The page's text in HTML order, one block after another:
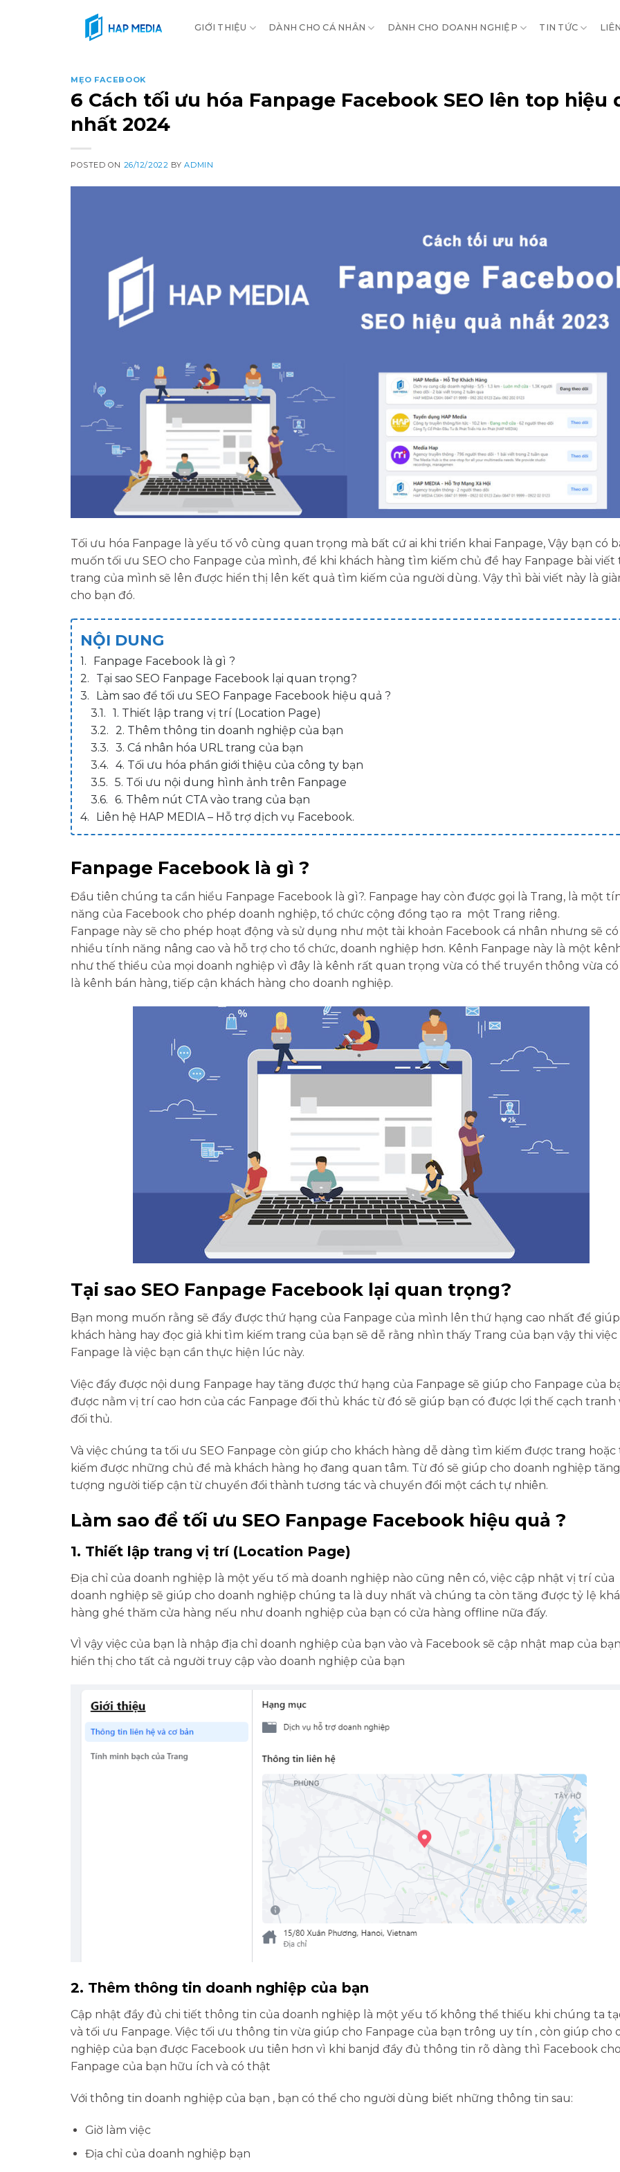
GIỚI THIỆU DÀNH CHO CÁ NHÂN DÀNH CHO DOANH NGHIỆP TIN TỨC
MẸO FACEBOOK
6 Cách tối ưu hóa Fanpage Facebook SEO lên top hiệu
nhất 2024
POSTED ON 26/12/2022 BYADMIN
Tối ưu hóa Fanpage là yếu tố vô cùng quan trọng mà bất cứ ai khi triển khai Fanpage, Vậy bạn có
muốn tối ưu SEO cho Fanpage của mình, để khi khách hàng tìm kiếm chủ đề hay Fanpage bài viết
trang của mình sẽ lên được hiển thị lên kết quả tìm kiếm của người dùng. Vậy thì bài viết này là
cho bạn đó.
NỘI DUNG
Fanpage Facebook là gì ?
Tại sao SEO Fanpage Facebook lại quan trọng?
Làm sao để tối ưu SEO Fanpage Facebook hiệu quả ?
1. Thiết lập trang vị trí (Location Page)
2. Thêm thông tin doanh nghiệp của bạn
3. Cá nhân hóa URL trang của bạn
4. Tối ưu hóa phần giới thiệu của công ty bạn
5. Tối ưu nội dung hình ảnh trên Fanpage
6. Thêm nút CTA vào trang của bạn
Liên hệ HAP MEDIA – Hỗ trợ dịch vụ Facebook.
Fanpage Facebook là gì ?
Đầu tiên chúng ta cần hiểu Fanpage Facebook là gì?. Fanpage hay còn được gọi là Trang, là một
năng của Facebook cho phép doanh nghiệp, tổ chức cộng đồng tạo ra một Trang riêng.
Fanpage này sẽ cho phép hoạt động và sử dụng như một tài khoản Facebook cá nhân nhưng sẽ có
nhiều tính năng nâng cao và hỗ trợ cho tổ chức, doanh nghiệp hơn. Kênh Fanpage này là một
như thế thiểu của mọi doanh nghiệp vì đây là kênh rất quan trọng vừa có thể truyền thông vừa
là kênh bán hàng, tiếp cận khách hàng cho doanh nghiệp.
Tại sao SEO Fanpage Facebook lại quan trọng?
Bạn mong muốn rằng sẽ đẩy được thứ hạng của Fanpage của mình lên thứ hạng cao nhất để
khách hàng hay đọc giả khi tìm kiếm trang của bạn sẽ dễ rằng nhìn thấy Trang của bạn vậy thi việc
Fanpage là việc bạn cần thực hiện lúc này.
Việc đẩy được nội dung Fanpage hay tăng được thứ hạng của Fanpage sẽ giúp cho Fanpage của
được nằm vị trí cao hơn của các Fanpage đối thủ khác từ đó sẽ giúp bạn có được lợi thế cạch tranh
đối thủ.
Và việc chúng ta tối ưu SEO Fanpage còn giúp cho khách hàng dễ dàng tìm kiếm được trang hoặc
kiếm được những chủ đề mà khách hàng họ đang quan tâm. Từ đó sẽ giúp cho doanh nghiệp
tượng người tiếp cận từ chuyển đổi thành tương tác và chuyển đổi một cách tự nhiên.
Làm sao để tối ưu SEO Fanpage Facebook hiệu quả ?
1. Thiết lập trang vị trí (Location Page)
Địa chỉ của doanh nghiệp là một yếu tố mà doanh nghiệp nào cũng nên có, việc cập nhật vị trí của
doanh nghiệp sẽ giúp cho doanh nghiệp chúng ta là duy nhất và chúng ta còn tăng được tỷ lệ
hàng ghé thăm cửa hàng nếu như doanh nghiệp của bạn có cửa hàng offline nữa đấy.
VÌ vậy việc của bạn là nhập địa chỉ doanh nghiệp của bạn vào và Facebook sẽ cập nhật map của
hiển thị cho tất cả người truy cập vào doanh nghiệp của bạn
2. Thêm thông tin doanh nghiệp của bạn
Cập nhật đầy đủ chi tiết thông tin của doanh nghiệp là một yếu tố không thể thiếu khi chúng ta
và tối ưu Fanpage. Việc tối ưu thông tin vừa giúp cho Fanpage của bạn trông uy tín , còn giúp cho
nghiệp của bạn được Facebook ưu tiên hơn vì khi banjd đầy đủ thông tin rõ dàng thì Facebook
Fanpage của bạn hữu ích và có thật
Với thông tin doanh nghiệp của bạn , bạn có thể cho người dùng biết những thông tin sau:
Giờ làm việc
Địa chỉ của doanh nghiệp bạn